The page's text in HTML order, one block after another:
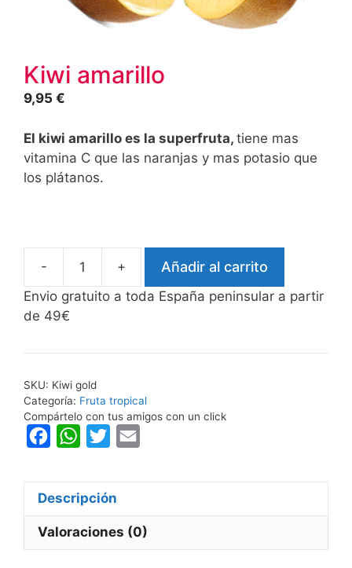
Kiwi amarillo
9,95 €
El kiwi amarillo es la superfruta, tiene mas
vitamina C que las naranjas y mas potasio que
los plátanos.
-
Kiwi
amarillo
+ Añadir al carrito
Envio gratuito a toda España peninsular a partir
de 49€
SKU: Kiwi gold
Categoría: Fruta tropical
Compártelo con tus amigos con un click
e
b
o
W
t
s
A
t
t
e
l
Descripción
Valoraciones (0)